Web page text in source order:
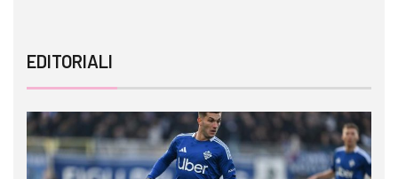
EDITORIALI